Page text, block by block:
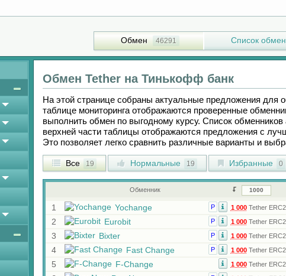
Обмен 46291 Список
Обмен Tetherна Тинькофф банк
На этой странице собраны актуальные предложения для
таблице мониторинга отображаются проверенные
выполнить обмен по выгодному курсу. Список
верхней части таблицы отображаются предложения с
Это позволяет легко сравнить различные варианты и
Все 19 Нормальные 19 Избранные 0
Обменник
1 Yochange Р 1 000Tether
2 Eurobit Р 1 000Tether
3 Bixter Р 1 000Tether
4 Fast Change Р 1 000Tether
5 F-Change 1 000Tether